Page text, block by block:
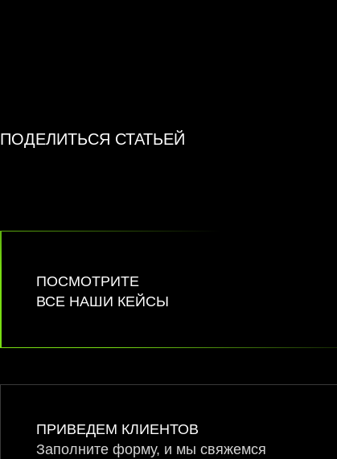
ПОДЕЛИТЬСЯ СТАТЬЕЙ
ПОСМОТРИТЕ
ВСЕ НАШИ КЕЙСЫ
ПРИВЕДЕМ КЛИЕНТОВ
Заполните форму, и мы свяжемся